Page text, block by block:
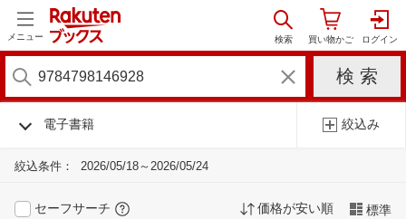
メニュー
電子書籍 絞込み
絞込条件： 2026/05/18～2026/05/24
セーフサーチ 価格が安い順 標準